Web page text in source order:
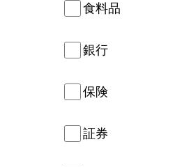
食料品
銀行
保険
証券